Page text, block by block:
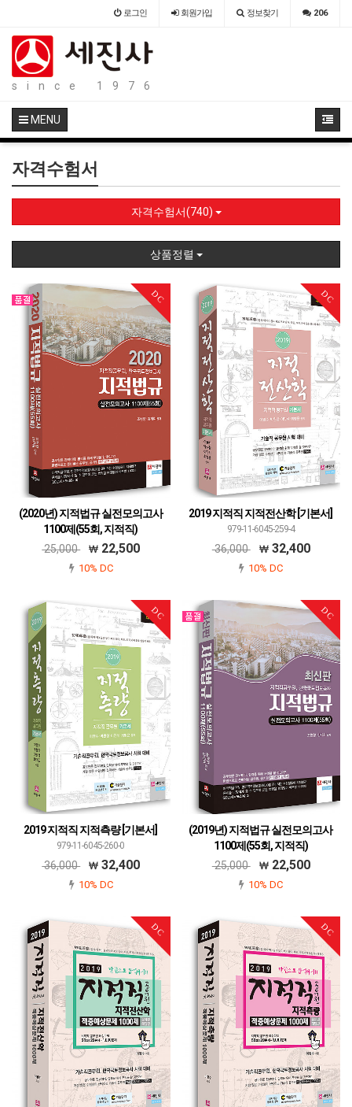
로그인 회원가입 정보찾기 206
since 1976
MENU
자격수험서
자격수험서(740)
상품정렬
DC
(2020년) 지적법규 실전모의고사
1100제(55회, 지적직)
979-11-6045-350-8
25,000 22,500
10% DC
DC
2019 지적직 지적전산학 [기본서]
979-11-6045-259-4
36,000 32,400
10% DC
DC
2019 지적직 지적측량 [기본서]
979-11-6045-260-0
36,000 32,400
10% DC
DC
(2019년) 지적법규 실전모의고사
1100제(55회, 지적직)
979-11-6045-319-5
25,000 22,500
10% DC
DC DC